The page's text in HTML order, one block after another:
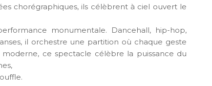
chorégraphiques, ils célèbrent à ciel ouvert le
monumentale. Dancehall, hip-hop,
il orchestre une partition où chaque geste
ce spectacle célèbre la puissance du